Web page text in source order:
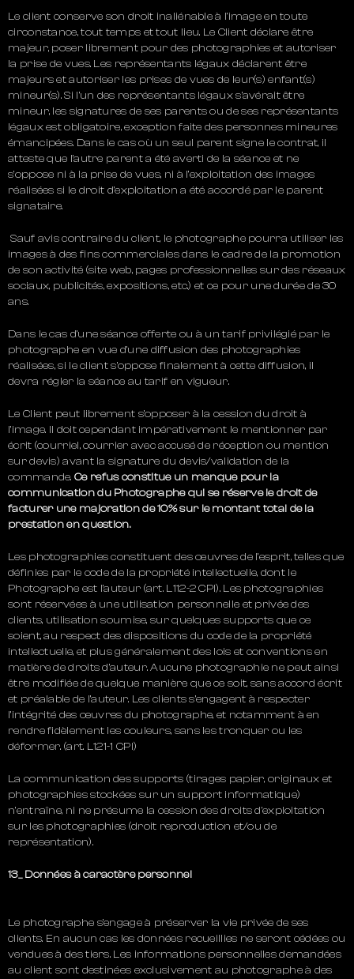
Le client conserve son droit inaliénable à l’image en toute
circonstance, tout temps et tout lieu. Le Client déclare être
majeur, poser librement pour des photographies et autoriser
la prise de vues. Les représentants légaux déclarent être
majeurs et autoriser les prises de vues de leur(s) enfant(s)
mineur(s). Si l’un des représentants légaux s’avérait être
mineur, les signatures de ses parents ou de ses représentants
légaux est obligatoire, exception faite des personnes mineures
émancipées. Dans le cas où un seul parent signe le contrat, il
atteste que l’autre parent a été averti de la séance et ne
s’oppose ni à la prise de vues, ni à l’exploitation des images
réalisées si le droit d’exploitation a été accordé par le parent
signataire.
Sauf avis contraire du client, le photographe pourra utiliser les
images à des fins commerciales dans le cadre de la promotion
de son activité (site web, pages professionnelles sur des réseaux
sociaux, publicités, expositions, etc.) et ce pour une durée de 30
ans.
Dans le cas d’une séance offerte ou à un tarif privilégié par le
photographe en vue d’une diffusion des photographies
réalisées, si le client s’oppose finalement à cette diffusion, il
devra régler la séance au tarif en vigueur.
Le Client peut librement s’opposer à la cession du droit à
l’image. Il doit cependant impérativement le mentionner par
écrit (courriel, courrier avec accusé de réception ou mention
sur devis) avant la signature du devis/validation de la
commande.Ce refus constitue un manque pour la
communication du Photographe qui se réserve le droit de
facturer une majoration de 10% sur le montant total de la
prestation en question.
Les photographies constituent des œuvres de l’esprit, telles que
définies par le code de la propriété intellectuelle, dont le
Photographe est l’auteur (art. L112-2 CPI). Les photographies
sont réservées à une utilisation personnelle et privée des
clients, utilisation soumise, sur quelques supports que ce
soient, au respect des dispositions du code de la propriété
intellectuelle, et plus généralement des lois et conventions en
matière de droits d’auteur. Aucune photographie ne peut ainsi
être modifiée de quelque manière que ce soit, sans accord écrit
et préalable de l’auteur. Les clients s’engagent à respecter
l’intégrité des œuvres du photographe, et notamment à en
rendre fidèlement les couleurs, sans les tronquer ou les
déformer. (art. L121-1 CPI)
La communication des supports (tirages papier, originaux et
photographies stockées sur un support informatique)
n’entraîne, ni ne présume la cession des droits d’exploitation
sur les photographies (droit reproduction et/ou de
représentation).
13_ Données à caractère personnel
Le photographe s’engage à préserver la vie privée de ses
clients. En aucun cas les données recueillies ne seront cédées ou
vendues à des tiers. Les informations personnelles demandées
au client sont destinées exclusivement au photographe à des